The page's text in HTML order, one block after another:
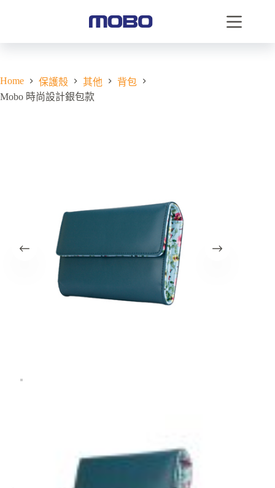
Home 保護殼 其他
背包
Mobo 時尚設計銀包款